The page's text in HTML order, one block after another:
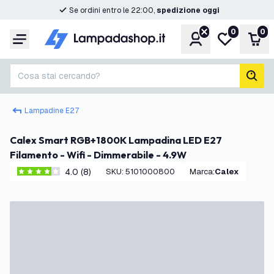
Se ordini entro le 22:00, spedizione oggi
Menu Account
Lista
0 0
Cosa stai cercando?
Lampadine E27
Calex Smart RGB+1800K Lampadina LED E27
Filamento - Wifi - Dimmerabile - 4.9W
4 stelle di valutazione
4.0 (8) SKU: 5101000800 Marca: Calex